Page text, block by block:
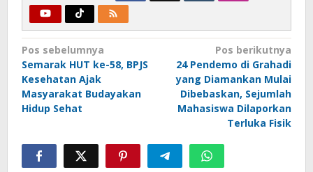
Navigasi
pos
Pos sebelumnya
Semarak HUT ke-58, BPJS
Kesehatan Ajak
Masyarakat Budayakan
Hidup Sehat
Pos berikutnya
24 Pendemo di Grahadi
yang Diamankan Mulai
Dibebaskan, Sejumlah
Mahasiswa Dilaporkan
Terluka Fisik